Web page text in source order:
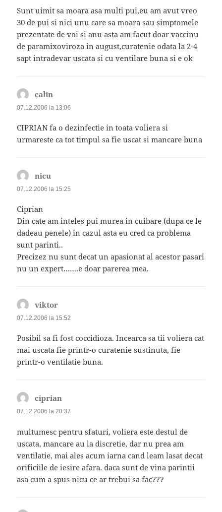
Sunt uimit sa moara asa multi pui,eu am avut vreo
30 de pui si nici unu care sa moara sau simptomele
prezentate de voi si anu asta am facut doar vaccinu
de paramixoviroza in august,curatenie odata la 2-4
sapt intradevar uscata si cu ventilare buna si e ok
calin
07.12.2006 la 13:06
CIPRIAN fa o dezinfectie in toata voliera si
urmareste ca tot timpul sa fie uscat si mancare buna
nicu
07.12.2006 la 15:25
Ciprian
Din cate am inteles pui murea in cuibare (dupa ce le
dadeau penele) in cazul asta eu cred ca problema
sunt parinti..
Precizez nu sunt decat un apasionat al acestor pasari
nu un expert…….e doar parerea mea.
viktor
07.12.2006 la 15:52
Posibil sa fi fost coccidioza. Incearca sa tii voliera cat
mai uscata fie printr-o curatenie sustinuta, fie
printr-o ventilatie buna.
ciprian
07.12.2006 la 20:37
multumesc pentru sfaturi, voliera este destul de
uscata, mancare au la discretie, dar nu prea am
ventilatie, mai ales acum iarna cand leam lasat decat
orificiile de iesire afara. daca sunt de vina parintii
asa cum a spus nicu ce ar trebui sa fac???